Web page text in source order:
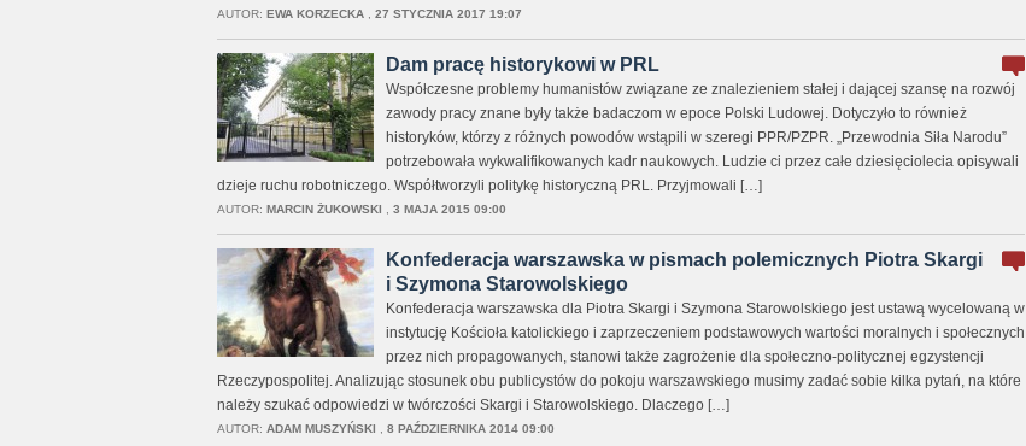
AUTOR: EWA KORZECKA, 27 STYCZNIA 2017 19:07
Dam pracę historykowi w PRL
Współczesne problemy humanistów związane ze znalezieniem stałej i dającej szansę na rozwój
zawody pracy znane były także badaczom w epoce Polski Ludowej. Dotyczyło to również
historyków, którzy z różnych powodów wstąpili w szeregi PPR/PZPR. „Przewodnia Siła Narodu”
potrzebowała wykwalifikowanych kadr naukowych. Ludzie ci przez całe dziesięciolecia opisywali
dzieje ruchu robotniczego. Współtworzyli politykę historyczną PRL. Przyjmowali […]
AUTOR: MARCIN ŻUKOWSKI 3 MAJA 2015 09:00
Konfederacja warszawska w pismach polemicznych Piotra Skargi
i Szymona Starowolskiego
Konfederacja warszawska dla Piotra Skargi i Szymona Starowolskiego jest ustawą wycelowaną w
instytucję Kościoła katolickiego i zaprzeczeniem podstawowych wartości moralnych i społecznych
przez nich propagowanych, stanowi także zagrożenie dla społeczno-politycznej egzystencji
Rzeczypospolitej. Analizując stosunek obu publicystów do pokoju warszawskiego musimy zadać sobie kilka pytań, na które
należy szukać odpowiedzi w twórczości Skargi i Starowolskiego. Dlaczego […]
AUTOR: ADAM MUSZYŃSKI 8 PAŹDZIERNIKA 2014 09:00